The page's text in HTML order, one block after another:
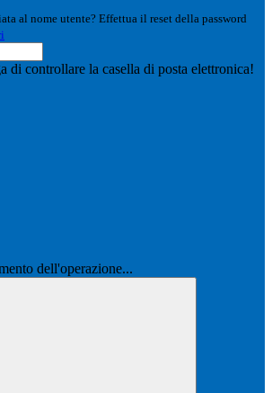
al nome utente? Effettua il reset della password
di controllare la casella di posta elettronica!
dell'operazione...